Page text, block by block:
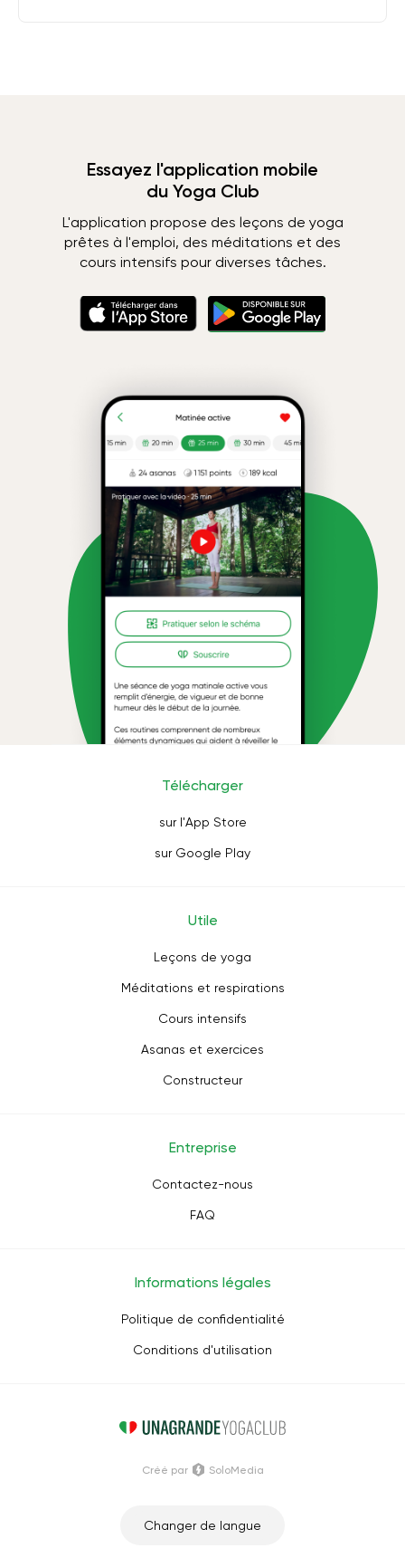
Essayez l'application mobile
du Yoga Club
L'application propose des leçons de yoga
prêtes à l'emploi, des méditations et des
cours intensifs pour diverses tâches.
Télécharger
sur l'App Store
sur Google Play
Utile
Leçons de yoga
Méditations et respirations
Cours intensifs
Asanas et exercices
Constructeur
Entreprise
Contactez-nous
FAQ
Informations légales
Politique de confidentialité
Conditions d'utilisation
Changer de langue
Créé par SoloMedia